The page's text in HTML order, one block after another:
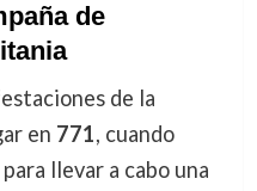
de
de la
en 771, cuando
llevar a cabo una